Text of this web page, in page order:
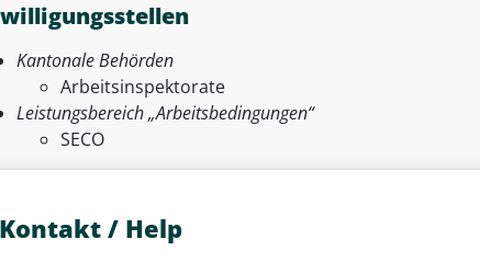
Kantonale Behörden
Arbeitsinspektorate
Leistungsbereich „Arbeitsbedingungen“
SECO
Kontakt / Help